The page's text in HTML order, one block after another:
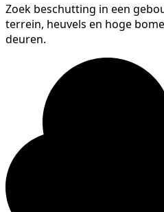
Zoek beschutting in een
terrein, heuvels en hoge
deuren.